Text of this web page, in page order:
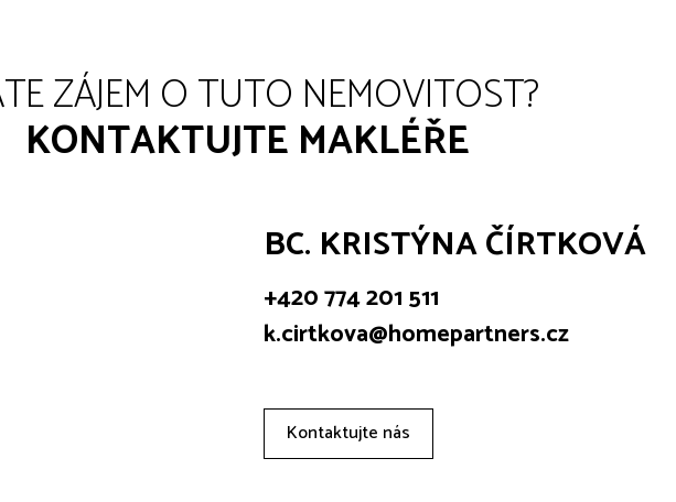
ZÁJEM O TUTO NEMOVITOST?
KONTAKTUJTE MAKLÉŘE
BC. KRISTÝNA ČÍRTKOVÁ
+420 774 201 511
k.cirtkova@homepartners.cz
Kontaktujte nás